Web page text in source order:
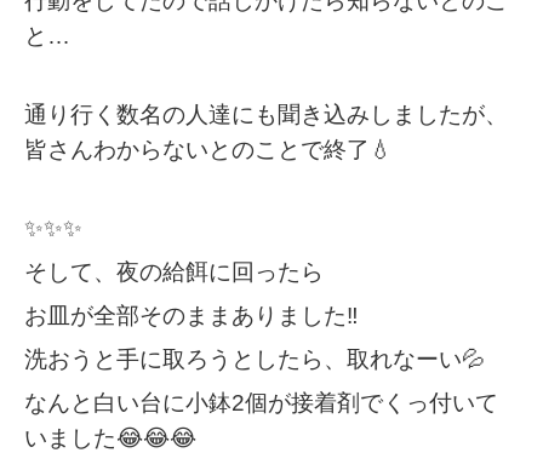
と…
通り行く数名の人達にも聞き込みしましたが、
皆さんわからないとのことで終了💧
✨✨✨
そして、夜の給餌に回ったら
お皿が全部そのままありました‼️
洗おうと手に取ろうとしたら、取れなーい💦
なんと白い台に小鉢2個が接着剤でくっ付いて
いました😂😂😂